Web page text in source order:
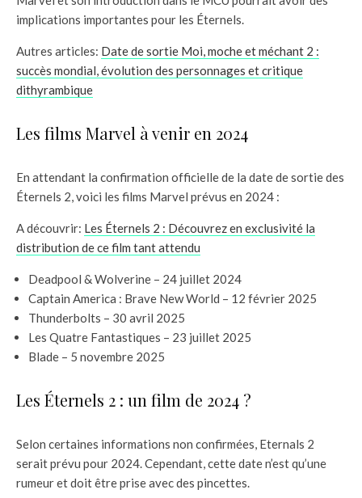
implications importantes pour les Éternels.
Autres articles: Date de sortie Moi, moche et méchant 2 :
succès mondial, évolution des personnages et critique
dithyrambique
Les films Marvel à venir en 2024
En attendant la confirmation officielle de la date de sortie des
Éternels 2, voici les films Marvel prévus en 2024 :
A découvrir: Les Éternels 2 : Découvrez en exclusivité la
distribution de ce film tant attendu
Deadpool & Wolverine – 24 juillet 2024
Captain America : Brave New World – 12 février 2025
Thunderbolts – 30 avril 2025
Les Quatre Fantastiques – 23 juillet 2025
Blade – 5 novembre 2025
Les Éternels 2 : un film de 2024 ?
Selon certaines informations non confirmées, Eternals 2
serait prévu pour 2024. Cependant, cette date n’est qu’une
rumeur et doit être prise avec des pincettes.